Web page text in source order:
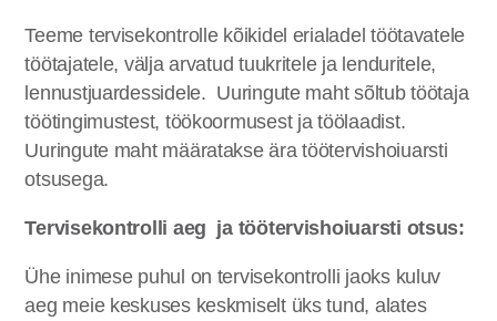
Teeme tervisekontrolle kõikidel erialadel töötavatele
töötajatele, välja arvatud tuukritele ja lenduritele,
lennustjuardessidele. Uuringute maht sõltub töötaja
töötingimustest, töökoormusest ja töölaadist.
Uuringute maht määratakse ära töötervishoiuarsti
otsusega.
Tervisekontrolli aeg ja töötervishoiuarsti otsus:
Ühe inimese puhul on tervisekontrolli jaoks kuluv
aeg meie keskuses keskmiselt üks tund, alates